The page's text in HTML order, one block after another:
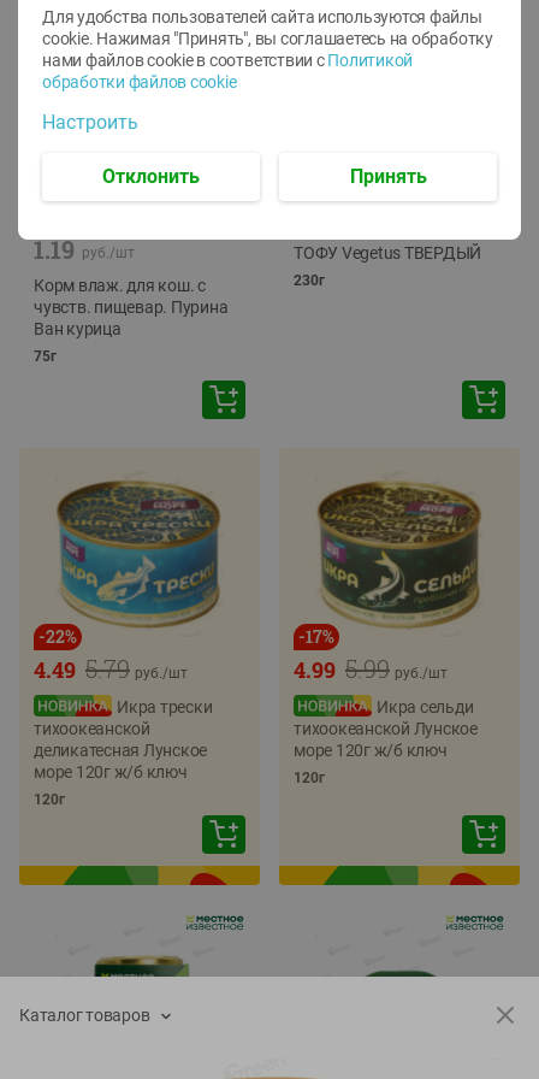
1.19 руб./шт
Корм влаж. для кош. с
чувств. пищевар. Пурина
Ван курица
75г
ТОФУ Vegetus ТВЕРДЫЙ
230г
-22%
5.79
4.49 руб./шт
Икра трески
тихоокеанской
деликатесная Лунское
море 120г ж/б ключ
120г
-17%
5.99
4.99 руб./шт
Икра сельди
тихоокеанской Лунское
море 120г ж/б ключ
120г
Каталог товаров
Для удобства пользователей сайта используются файлы
cookie. Нажимая "Принять", вы соглашаетесь на обработку
нами файлов cookie в соответствии с Политикой
обработки файлов cookie
Настроить
Отклонить Принять